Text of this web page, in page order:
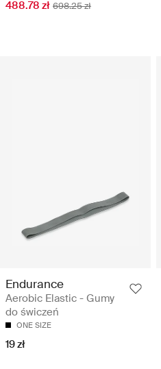
488.78 zł 698.25 zł
Endurance
Aerobic Elastic - Gumy
do świczeń
ONE SIZE
19 zł